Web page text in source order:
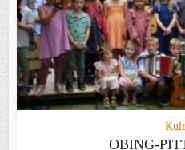
OBING-